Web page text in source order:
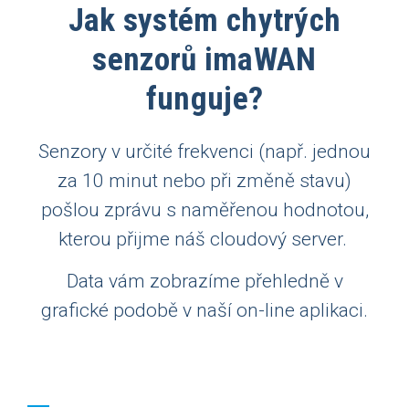
Jak systém chytrých
senzorů imaWAN
funguje?
Senzory v určité frekvenci (např. jednou
za 10 minut nebo při změně stavu)
pošlou zprávu s naměřenou hodnotou,
kterou přijme náš cloudový server.
Data vám zobrazíme přehledně v
grafické podobě v naší on-line aplikaci.